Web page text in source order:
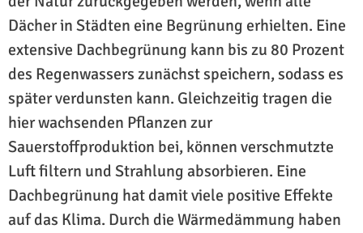
Dächer in Städten eine Begrünung erhielten. Eine
extensive Dachbegrünung kann bis zu 80 Prozent
des Regenwassers zunächst speichern, sodass es
später verdunsten kann. Gleichzeitig tragen die
hier wachsenden Pflanzen zur
Sauerstoffproduktion bei, können verschmutzte
Luft filtern und Strahlung absorbieren. Eine
Dachbegrünung hat damit viele positive Effekte
auf das Klima. Durch die Wärmedämmung haben